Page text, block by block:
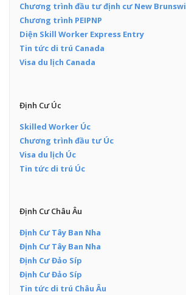
Chương trình đầu tư định cư New
Chương trình PEIPNP
Diện Skill Worker Express Entry
Tin tức di trú Canada
Visa du lịch Canada
Định Cư Úc
Skilled Worker Úc
Chương trình đầu tư Úc
Visa du lịch Úc
Tin tức di trú Úc
Định Cư Châu Âu
Định Cư Tây Ban Nha
Định Cư Tây Ban Nha
Định Cư Đảo Síp
Định Cư Đảo Síp
Tin tức di trú Châu Âu